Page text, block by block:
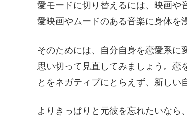
愛モードに切り替えるには、映画や
愛映画やムードのある音楽に身体を
そのためには、自分自身を恋愛系に
思い切って見直してみましょう。恋
とをネガティブにとらえず、新しい
よりきっぱりと元彼を忘れたいなら